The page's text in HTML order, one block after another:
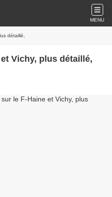
MENU
détaillé,
Vichy, plus détaillé,